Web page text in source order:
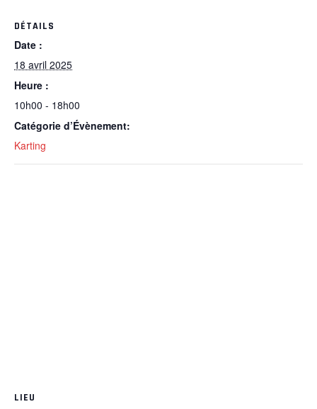
DÉTAILS
Date :
18 avril 2025
Heure :
10h00 - 18h00
Catégorie d’Évènement:
Karting
LIEU